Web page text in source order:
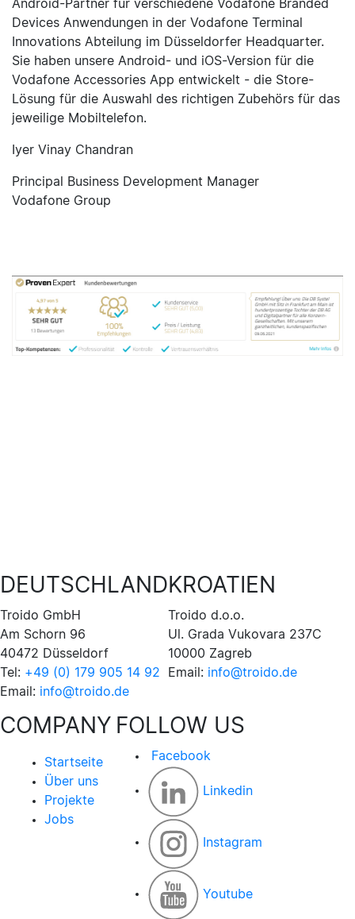
Android-Partner für verschiedene Vodafone Branded
Devices Anwendungen in der Vodafone Terminal
Innovations Abteilung im Düsseldorfer Headquarter.
Sie haben unsere Android- und iOS-Version für die
Vodafone Accessories App entwickelt - die Store-
Lösung für die Auswahl des richtigen Zubehörs für das
jeweilige Mobiltelefon.
Iyer Vinay Chandran
Principal Business Development Manager
Vodafone Group
DEUTSCHLAND
Troido GmbH
Am Schorn 96
40472 Düsseldorf
Tel: +49 (0) 179 905 14 92
Email: info@troido.de
KROATIEN
Troido d.o.o.
Ul. Grada Vukovara 237C
10000 Zagreb
Email: info@troido.de
COMPANY
Startseite
Über uns
Projekte
Jobs
FOLLOW US
Facebook
Linkedin
Instagram
Youtube